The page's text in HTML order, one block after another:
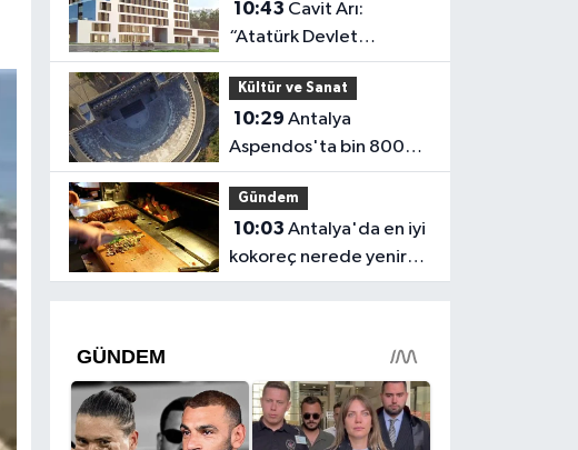
10:43
“Atatürk Devlet
Hastanesi'nde 300
yatak kapasitesi
yetersiz”
Kültür ve Sanat
10:29
Aspendos'ta bin 800
yıllık şifa sembolü
bulundu
Gündem
10:03
kokoreç nerede yenir?
Yüksek puanlı yerler